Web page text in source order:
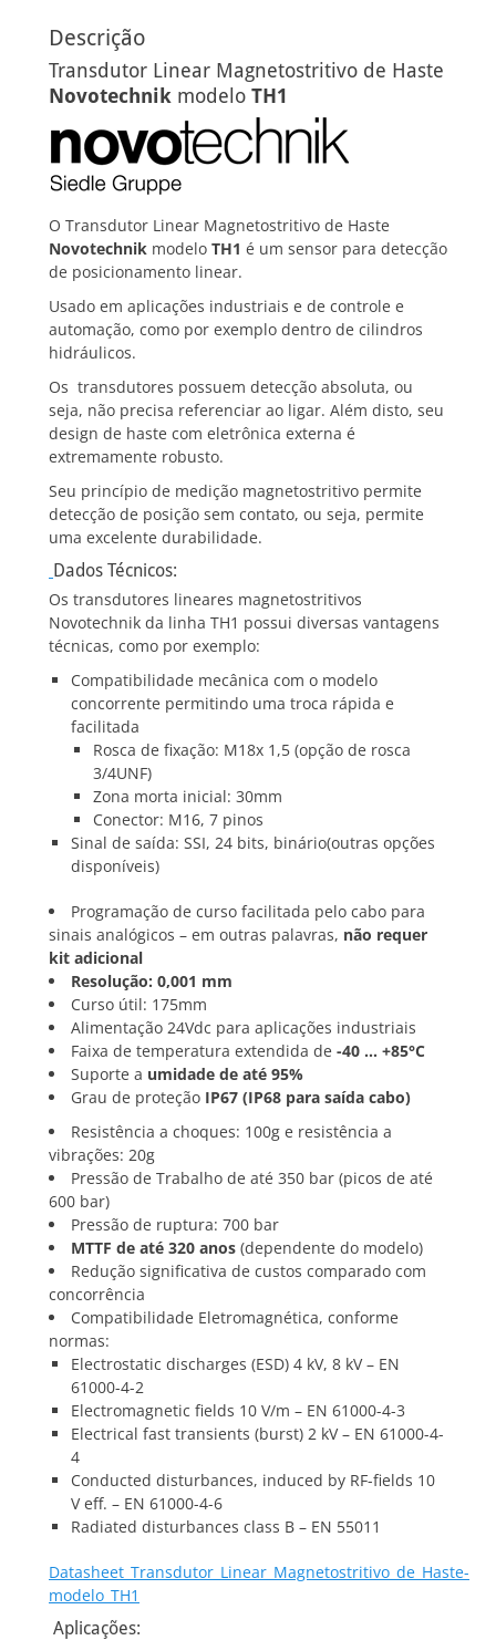
Descrição
Transdutor Linear Magnetostritivo de Haste
Novotechnik modelo TH1
O Transdutor Linear Magnetostritivo de Haste
Novotechnik modelo TH1 é um sensor para detecção
de posicionamento linear.
Usado em aplicações industriais e de controle e
automação, como por exemplo dentro de cilindros
hidráulicos.
Os transdutores possuem detecção absoluta, ou
seja, não precisa referenciar ao ligar. Além disto, seu
design de haste com eletrônica externa é
extremamente robusto.
Seu princípio de medição magnetostritivo permite
detecção de posição sem contato, ou seja, permite
uma excelente durabilidade.
Dados Técnicos:
Os transdutores lineares magnetostritivos
Novotechnik da linha TH1 possui diversas vantagens
técnicas, como por exemplo:
Compatibilidade mecânica com o modelo
concorrente permitindo uma troca rápida e
facilitada
Rosca de fixação: M18x 1,5 (opção de rosca
3/4UNF)
Zona morta inicial: 30mm
Conector: M16, 7 pinos
Sinal de saída: SSI, 24 bits, binário(outras opções
disponíveis)
Programação de curso facilitada pelo cabo para
sinais analógicos – em outras palavras, não requer
kit adicional
Resolução: 0,001 mm
Curso útil: 175mm
Alimentação 24Vdc para aplicações industriais
Faixa de temperatura extendida de -40 … +85°C
Suporte a umidade de até 95%
Grau de proteção IP67 (IP68 para saída cabo)
Resistência a choques: 100g e resistência a
vibrações: 20g
Pressão de Trabalho de até 350 bar (picos de até
600 bar)
Pressão de ruptura: 700 bar
MTTF de até 320 anos (dependente do modelo)
Redução significativa de custos comparado com
concorrência
Compatibilidade Eletromagnética, conforme
normas:
Electrostatic discharges (ESD) 4 kV, 8 kV – EN
61000-4-2
Electromagnetic fields 10 V/m – EN 61000-4-3
Electrical fast transients (burst) 2 kV – EN 61000-4-
4
Conducted disturbances, induced by RF-fields 10
V eff. – EN 61000-4-6
Radiated disturbances class B – EN 55011
Datasheet_Transdutor_Linear_Magnetostritivo_de_Haste-
modelo_TH1
Aplicações: